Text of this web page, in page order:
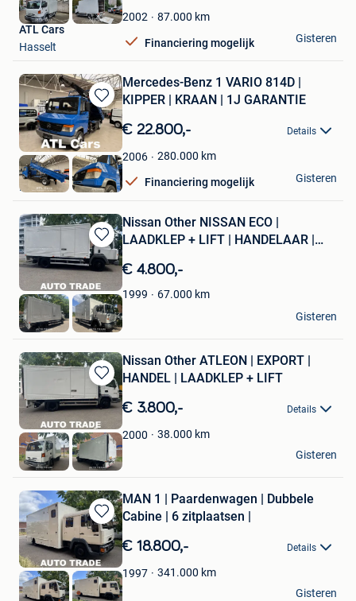
Favorieten2002 87.000 km
Financiering mogelijk
ATL Cars
Hasselt
Gisteren
Bewaren
in
Mijn
Favorieten
Mercedes-Benz 1 VARIO 814D |
KIPPER | KRAAN | 1J GARANTIE
€ 22.800,- Details
2006 280.000 km
Financiering mogelijk
ATL Cars
Hasselt
Gisteren
Bewaren
in
Mijn
Favorieten
Nissan Other NISSAN ECO |
LAADKLEP + LIFT | HANDELAAR |
€ 4.800,-
1999 67.000 km
Autotrade
Hasselt
Gisteren
Bewaren
in
Favorieten
Nissan Other ATLEON | EXPORT |
HANDEL | LAADKLEP + LIFT
€ 3.800,- Details
2000 38.000 km
Autotrade
Hasselt
Gisteren
Bewaren
in
Mijn
Favorieten
MAN 1 | Paardenwagen | Dubbele
Cabine | 6 zitplaatsen |
€ 18.800,- Details
1997 341.000 km
Autotrade
Gisteren